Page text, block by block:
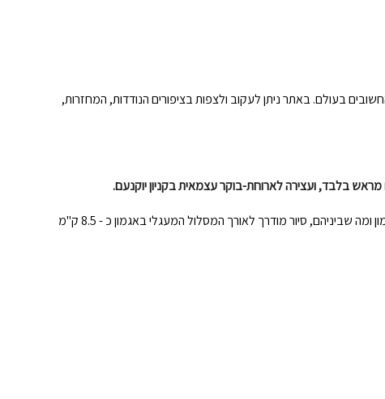
בעולם. באתר ניתן לעקוב ולצפות בציפורים הנודדות, המחזרות,
בלבד, ועצירה לארוחת-בוקר עצמאית בקניון יוקנעם.
באגמון החולה קפה ועוגיות ותערוכת צילומי ציפורים של קק"ל, הרצאה על הציפורים, האגמון ומה שביניהם, סיור מודרך לאורך המסלול המעגלי באגמון כ - 8.5 ק"מ